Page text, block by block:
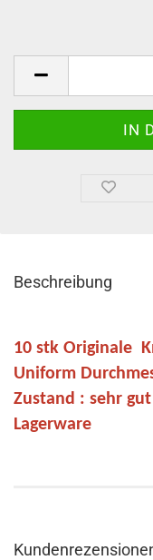
Beschreibung
10 stk Originale
Uniform
Zustand : sehr
Lagerware